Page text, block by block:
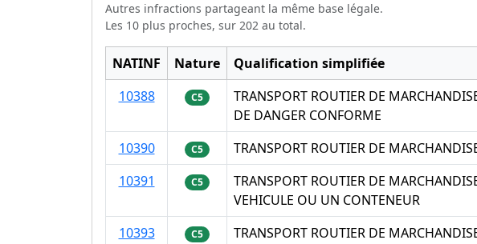
Autres infractions partageant la même base légale.
Les 10 plus proches, sur 202 au total.
NATINF Nature
Qualification simplifiée
10388
C5
TRANSPORT ROUTIER DE
DE DANGER CONFORME
10390
C5
TRANSPORT ROUTIER DE
10391
C5
TRANSPORT ROUTIER DE
VEHICULE OU UN CONTENEUR
10393
C5
TRANSPORT ROUTIER DE